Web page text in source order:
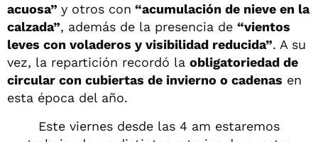
acuosa” y otros con “acumulación de nieve en la
calzada”, además de la presencia de “vientos
leves con voladeros y visibilidad reducida”. A su
vez, la repartición recordó la obligatoriedad de
circular con cubiertas de invierno o cadenas en
esta época del año.
Este viernes desde las 4 am estaremos